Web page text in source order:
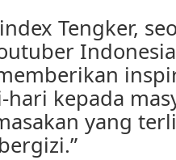
Tengker,
hari kepada
yang